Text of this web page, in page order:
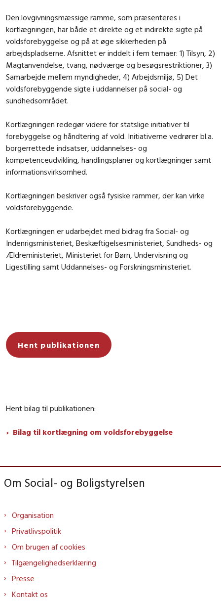
Den lovgivningsmæssige ramme, som præsenteres i
kortlægningen, har både et direkte og et indirekte sigte på
voldsforebyggelse og på at øge sikkerheden på
arbejdspladserne. Afsnittet er inddelt i fem temaer: 1) Tilsyn, 2)
Magtanvendelse, tvang, nødværge og besøgsrestriktioner, 3)
Samarbejde mellem myndigheder, 4) Arbejdsmiljø, 5) Det
voldsforebyggende sigte i uddannelser på social- og
sundhedsområdet.
Kortlægningen redegør videre for statslige initiativer til
forebyggelse og håndtering af vold. Initiativerne vedrører bl.a.
borgerrettede indsatser, uddannelses- og
kompetenceudvikling, handlingsplaner og kortlægninger samt
informationsvirksomhed.
Kortlægningen beskriver også fysiske rammer, der kan virke
voldsforebyggende.
Kortlægningen er udarbejdet med bidrag fra Social- og
Indenrigsministeriet, Beskæftigelsesministeriet, Sundheds- og
Ældreministeriet, Ministeriet for Børn, Undervisning og
Ligestilling samt Uddannelses- og Forskningsministeriet.
Hent publikationen
Hent bilag til publikationen:
Bilag til kortlægning om voldsforebyggelse
Om Social- og Boligstyrelsen
Organisation
Privatlivspolitik
Om brugen af cookies
Tilgængelighedserklæring
Presse
Kontakt os